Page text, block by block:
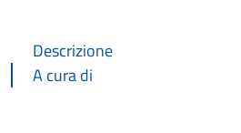
Descrizione
A cura di